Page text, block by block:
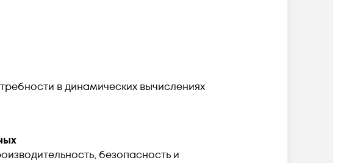
в динамических вычислениях
безопасность и